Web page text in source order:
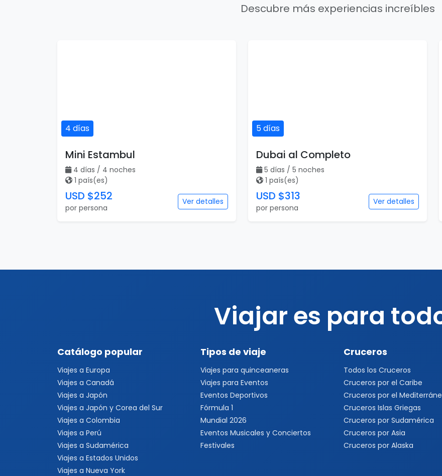
Descubre más experiencias increíbles
por persona por persona
Viajes a Sudamérica
Viajes a Estados Unidos
Viajes a Nueva York
Viajes a Las Vegas
Viajes a Orlando
Viajes a Hawaii
Viajes a Los Cabos
Viajes a Cancún
Viajes a Chiapas
Playas de México
Eventos Deportivos
Fórmula 1
Festivales
Cruceros por el Mediterráneo
Cruceros Islas Griegas
Cruceros por Alaska